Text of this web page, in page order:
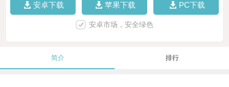
安卓下载 苹果下载 PC下载
安卓市场，安全绿色
简介 排行